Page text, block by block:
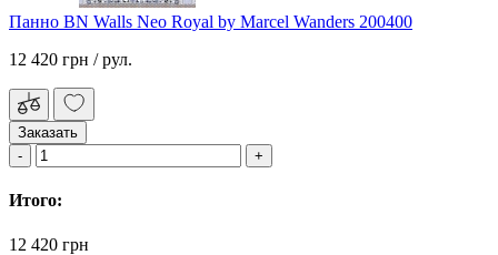
Панно BN Walls Neo Royal by Marcel Wanders 200400
12 420 грн / рул.
Заказать
Итого:
12 420 грн